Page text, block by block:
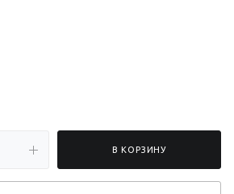
В КОРЗИНУ